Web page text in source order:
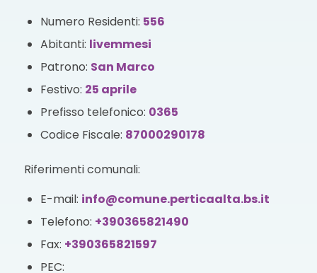
Numero Residenti: 556
Abitanti: livemmesi
Patrono: San Marco
Festivo: 25 aprile
Prefisso telefonico: 0365
Codice Fiscale: 87000290178
Riferimenti comunali:
E-mail: info@comune.perticaalta.bs.it
Telefono: +390365821490
Fax: +390365821597
PEC: